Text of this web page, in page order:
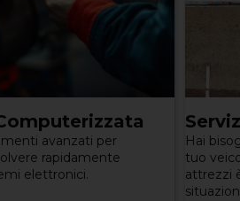
avanzati per
rapidamente
elettronici.
Hai
tuo
attrezzi